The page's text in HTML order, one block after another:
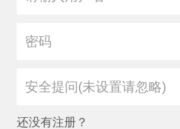
安全提问(未设置请忽略)
还没有注册？